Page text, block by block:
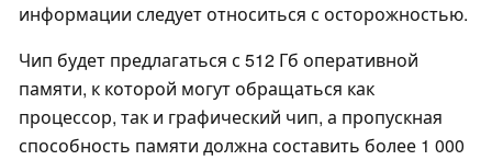
информации следует относиться с осторожностью.
Чип будет предлагаться с 512 Гб оперативной
памяти, к которой могут обращаться как
процессор, так и графический чип, а пропускная
способность памяти должна составить более 1 000